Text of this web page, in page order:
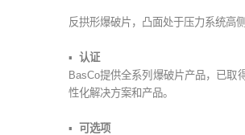
反拱形爆破片，凸面处于压力系统高
认证
BasCo提供全系列爆破片产品，已
性化解决方案和产品。
可选项